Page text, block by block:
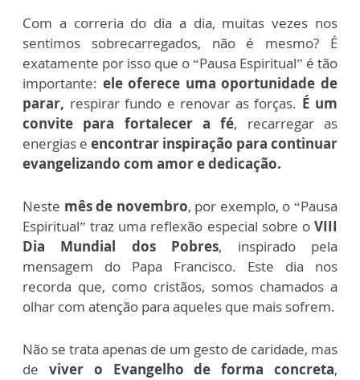
Com a correria do dia a dia, muitas vezes nos
sentimos sobrecarregados, não é mesmo? É
exatamente por isso que o “Pausa Espiritual” é tão
importante: ele oferece uma oportunidade de
parar, respirar fundo e renovar as forças. É um
convite para fortalecer a fé, recarregar as
energias e encontrar inspiração para continuar
evangelizando com amor e dedicação.
Neste mês de novembro, por exemplo, o “Pausa
Espiritual” traz uma reflexão especial sobre o VIII
Dia Mundial dos Pobres, inspirado pela
mensagem do Papa Francisco. Este dia nos
recorda que, como cristãos, somos chamados a
olhar com atenção para aqueles que mais sofrem.
Não se trata apenas de um gesto de caridade, mas
de viver o Evangelho de forma concreta,